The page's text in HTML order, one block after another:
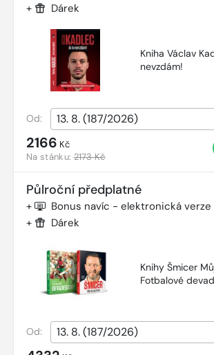
+ Dárek
Kniha Václav
nevzdám!
Od:
2166 Kč
Na stánku:2173 Kč
Půlroční předplatné
+ Bonus navíc - elektronická verze
+ Dárek
Knihy Šmicer
Fotbalové
Od: